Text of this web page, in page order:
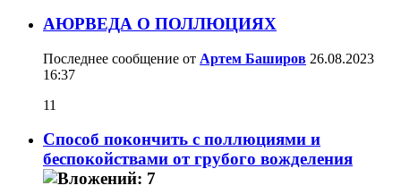
АЮРВЕДА О ПОЛЛЮЦИЯХ
Последнее сообщение от Артем Баширов 26.08.2023
16:37
11
Способ покончить с поллюциями и
беспокойствами от грубого вожделения